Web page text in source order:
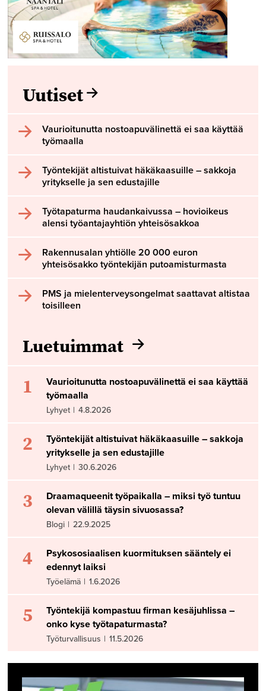
Uutiset
Vaurioitunutta nostoapuvälinettä ei saa käyttää
työmaalla
Työntekijät altistuivat häkäkaasuille – sakkoja
yritykselle ja sen edustajille
Työtapaturma haudankaivussa – hovioikeus
alensi työantajayhtiön yhteisösakkoa
Rakennusalan yhtiölle 20 000 euron
yhteisösakko työntekijän putoamisturmasta
PMS ja mielenterveysongelmat saattavat altistaa
toisilleen
Luetuimmat
1
Vaurioitunutta nostoapuvälinettä ei saa käyttää
työmaalla
Lyhyet | 4.8.2026
2
Työntekijät altistuivat häkäkaasuille – sakkoja
yritykselle ja sen edustajille
Lyhyet | 30.6.2026
3
Draamaqueenit työpaikalla – miksi työ tuntuu
olevan välillä täysin sivuosassa?
Blogi | 22.9.2025
4
Psykososiaalisen kuormituksen sääntely ei
edennyt laiksi
Työelämä | 1.6.2026
5
Työntekijä kompastuu firman kesäjuhlissa –
onko kyse työtapaturmasta?
Työturvallisuus | 11.5.2026